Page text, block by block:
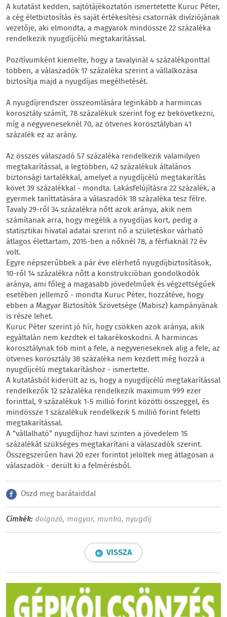
A kutatást kedden, sajtótájékoztatón ismertetette Kuruc Péter,
a cég életbiztosítás és saját értékesítési csatornák divíziójának
vezetője, aki elmondta, a magyarok mindössze 22 százaléka
rendelkezik nyugdíjcélú megtakarítással.
Pozitívumként kiemelte, hogy a tavalyinál 4 százalékponttal
többen, a válaszadók 17 százaléka szerint a vállalkozása
biztosítja majd a nyugdíjas megélhetését.
A nyugdíjrendszer összeomlására leginkább a harmincas
korosztály számít, 78 százalékuk szerint fog ez bekövetkezni,
míg a negyveneseknél 70, az ötvenes korosztályban 41
százalék ez az arány.
Az összes válaszadó 57 százaléka rendelkezik valamilyen
megtakarítással, a legtöbben, 42 százalékuk általános
biztonsági tartalékkal, amelyet a nyugdíjcélú megtakarítás
követ 39 százalékkal - mondta. Lakásfelújításra 22 százalék, a
gyermek taníttatására a válaszadók 18 százaléka tesz félre.
Tavaly 29-ről 34 százalékra nőtt azok aránya, akik nem
számítanak arra, hogy megélik a nyugdíjas kort, pedig a
statisztikai hivatal adatai szerint nő a születéskor várható
átlagos élettartam, 2015-ben a nőknél 78, a férfiaknál 72 év
volt.
Egyre népszerűbbek a pár éve elérhető nyugdíjbiztosítások,
10-ről 14 százalékra nőtt a konstrukcióban gondolkodók
aránya, ami főleg a magasabb jövedelműek és végzettségűek
esetében jellemző - mondta Kuruc Péter, hozzátéve, hogy
ebben a Magyar Biztosítók Szövetsége (Mabisz) kampányának
is része lehet.
Kuruc Péter szerint jó hír, hogy csökken azok aránya, akik
egyáltalán nem kezdtek el takarékoskodni. A harmincas
korosztálynak töb mint a fele, a negyveneseknek alig a fele, az
ötvenes korosztály 38 százaléka nem kezdett még hozzá a
nyugdíjcélú megtakarításhoz - ismertette.
A kutatásból kiderült az is, hogy a nyugdíjcélú megtakarítással
rendelkezők 12 százaléka rendelkezik maximum 999 ezer
forinttal, 9 százalékuk 1-5 millió forint közötti összeggel, és
mindössze 1 százalékuk rendelkezik 5 millió forint feletti
megtakarítással.
A "vállalható" nyugdíjhoz havi szinten a jövedelem 15
százalékát szükséges megtakarítani a válaszadók szerint.
Összegszerűen havi 20 ezer forintot jelöltek meg átlagosan a
válaszadók - derült ki a felmérésből.
Oszd meg barátaiddal
Címkék: dolgozó, magyar, munka, nyugdíj
VISSZA